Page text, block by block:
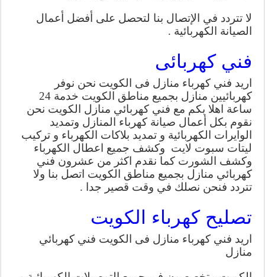
لا تتردد في الإتصال بنا لتحصل على أفضل أعمال
الصيانة الكهربائية .
فني كهربائى
اريد فني كهرباء منازل فى الكويت نحن نوفر
كهربائيين منازل بجميع مناطق الكويت خدمة 24
ساعة اهلا بكم مع فني كهربائي منازل الكويت نحن
نقوم بكل أعمال صيانة كهرباء المنازل وتمديد
الوايرات الكهربائية و تمديد بلاكات الكهرباء و تركيب
ليتات سبوت لايت وكشف جميع اعطال الكهرباء
وكشف الشورت كما نقدم اكثر من عشرون فني
كهربائي منازل بجميع مناطق الكويت اتصل بنا ولا
تتردد فنحن نصلك في وقت قصير جدا .
تصليح كهرباء الكويت
اريد فني كهرباء منازل فى الكويت فني كهربائي
منازل